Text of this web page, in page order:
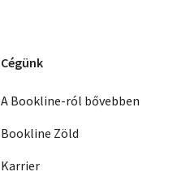
Cégünk
A Bookline-ról bővebben
Bookline Zöld
Karrier